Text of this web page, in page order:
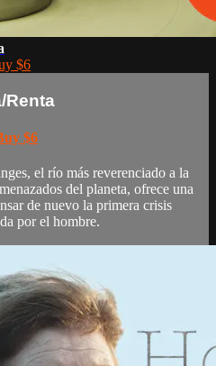
$6
Renta
$6
el río más reverenciado a la
del planeta, ofrece una
de nuevo la primera crisis
por el hombre.